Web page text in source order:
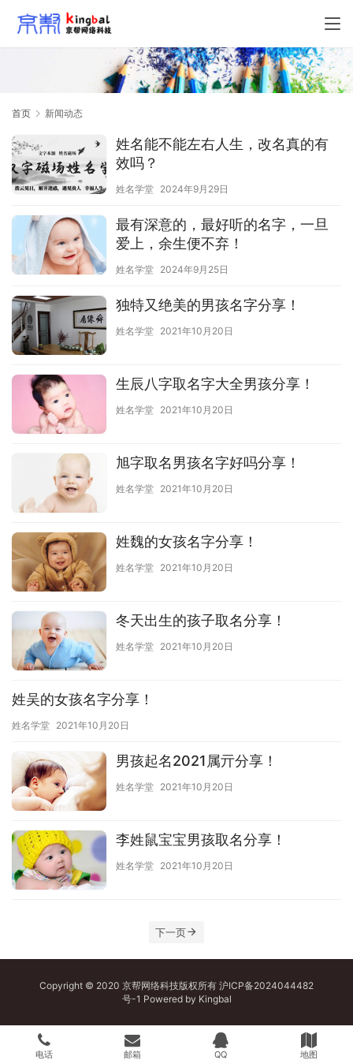
首页 新闻动态
姓名能不能左右人生，改名真的有
效吗？
姓名学堂 2024年9月29日
最有深意的，最好听的名字，一旦
爱上，余生便不弃！
姓名学堂 2024年9月25日
独特又绝美的男孩名字分享！
姓名学堂 2021年10月20日
生辰八字取名字大全男孩分享！
姓名学堂 2021年10月20日
旭字取名男孩名字好吗分享！
姓名学堂 2021年10月20日
姓魏的女孩名字分享！
姓名学堂 2021年10月20日
冬天出生的孩子取名分享！
姓名学堂 2021年10月20日
姓吴的女孩名字分享！
姓名学堂 2021年10月20日
男孩起名2021属亓分享！
姓名学堂 2021年10月20日
李姓鼠宝宝男孩取名分享！
姓名学堂 2021年10月20日
下一页
Copyright © 2020 京帮网络科技版权所有 沪ICP备2024044482
号-1 Powered by Kingbal
电话 邮箱 QQ 地图